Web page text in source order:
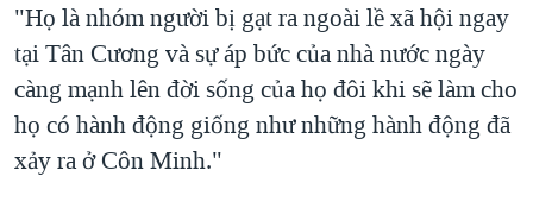
"Họ là nhóm người bị gạt ra ngoài lề xã hội ngay
tại Tân Cương và sự áp bức của nhà nước ngày
càng mạnh lên đời sống của họ đôi khi sẽ làm cho
họ có hành động giống như những hành động đã
xảy ra ở Côn Minh."